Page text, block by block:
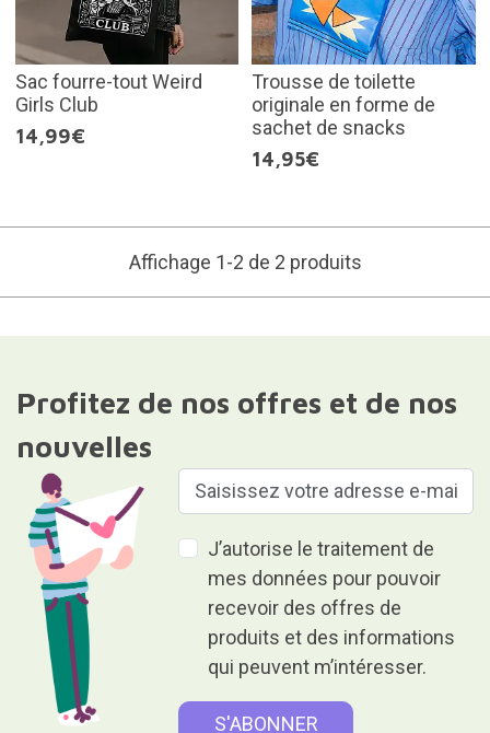
Sac fourre-tout Weird
Girls Club
14,99€
Trousse de toilette
originale en forme de
sachet de snacks
14,95€
Affichage 1-2 de 2 produits
Profitez de nos offres et de nos
nouvelles
J’autorise le traitement de
mes données pour pouvoir
recevoir des offres de
produits et des informations
qui peuvent m’intéresser.